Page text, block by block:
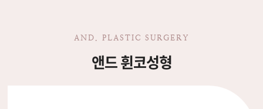
AND. PLASTIC SURGERY
앤드 휜코성형